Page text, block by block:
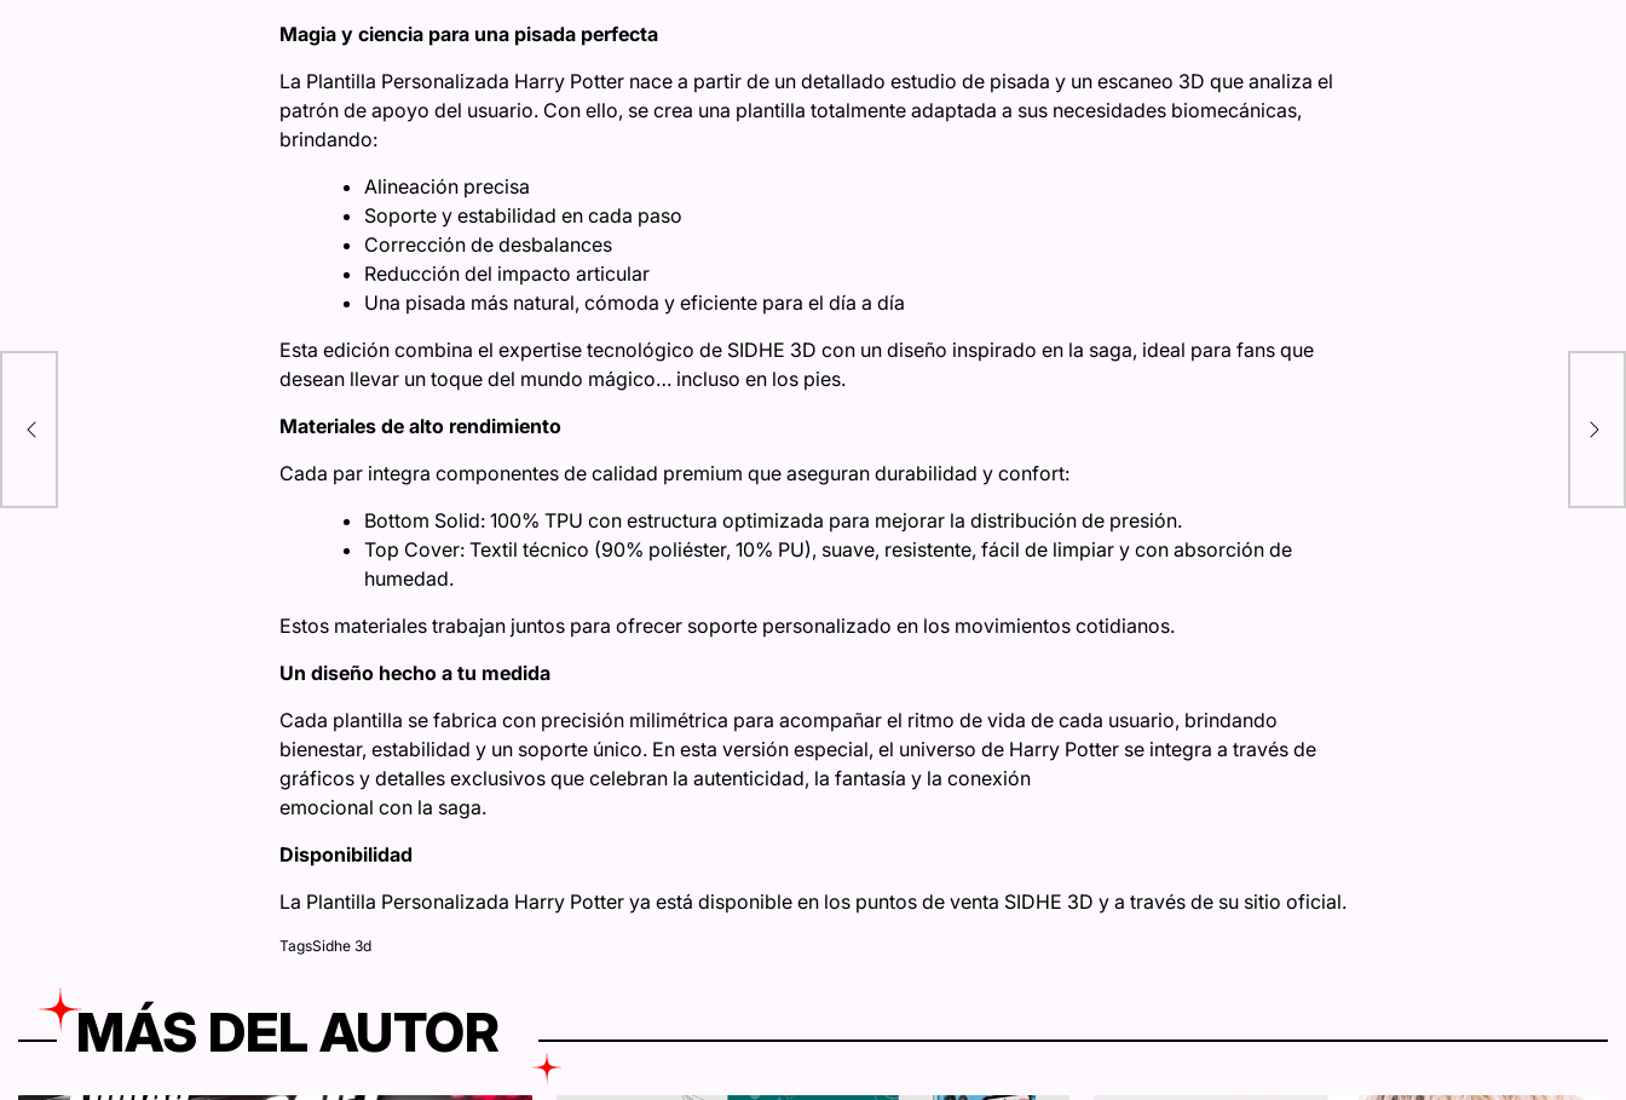
Magia y ciencia para una pisada perfecta
La Plantilla Personalizada Harry Potter nace a partir de un detallado estudio de pisada y un escaneo 3D que analiza el
patrón de apoyo del usuario. Con ello, se crea una plantilla totalmente adaptada a sus necesidades biomecánicas,
brindando:
Alineación precisa
Soporte y estabilidad en cada paso
Corrección de desbalances
Reducción del impacto articular
Una pisada más natural, cómoda y eficiente para el día a día
Esta edición combina el expertise tecnológico de SIDHE 3D con un diseño inspirado en la saga, ideal para fans que
desean llevar un toque del mundo mágico… incluso en los pies.
Materiales de alto rendimiento
Cada par integra componentes de calidad premium que aseguran durabilidad y confort:
Bottom Solid: 100% TPU con estructura optimizada para mejorar la distribución de presión.
Top Cover: Textil técnico (90% poliéster, 10% PU), suave, resistente, fácil de limpiar y con absorción de
humedad.
Estos materiales trabajan juntos para ofrecer soporte personalizado en los movimientos cotidianos.
Un diseño hecho a tu medida
Cada plantilla se fabrica con precisión milimétrica para acompañar el ritmo de vida de cada usuario, brindando
bienestar, estabilidad y un soporte único. En esta versión especial, el universo de Harry Potter se integra a través de
gráficos y detalles exclusivos que celebran la autenticidad, la fantasía y la conexión
emocional con la saga.
Disponibilidad
La Plantilla Personalizada Harry Potter ya está disponible en los puntos de venta SIDHE 3D y a través de su sitio oficial.
TagsSidhe 3d
MÁS DEL AUTOR